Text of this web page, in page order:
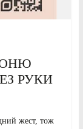
РУКИ
жест, тож